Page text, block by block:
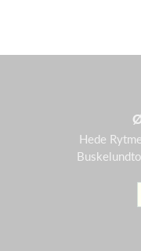
Hede